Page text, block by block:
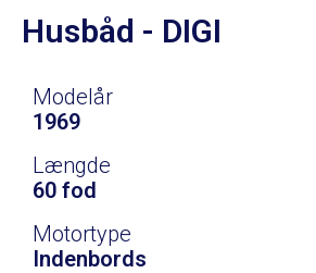
Husbåd - DIGI
Modelår
1969
Længde
60 fod
Motortype
Indenbords